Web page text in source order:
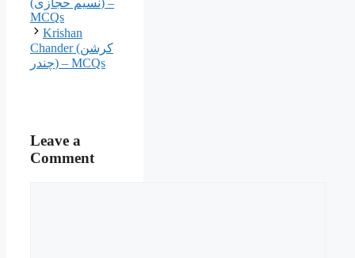
MCQs
Krishan
Chander (کرشن
چندر) – MCQs
Leave a
Comment